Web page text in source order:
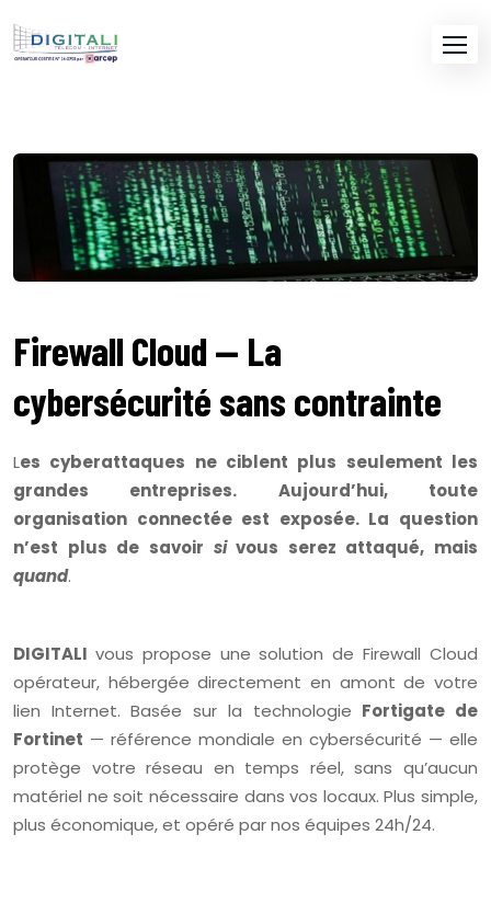
Firewall Cloud — La
cybersécurité sans contrainte
Les cyberattaques ne ciblent plus seulement les
grandes entreprises. Aujourd’hui, toute
organisation connectée est exposée. La question
n’est plus de savoir sivous serez attaqué, mais
quand.
DIGITALI vous propose une solution de Firewall Cloud
opérateur, hébergée directement en amont de votre
lien Internet. Basée sur la technologie Fortigate de
Fortinet — référence mondiale en cybersécurité — elle
protège votre réseau en temps réel, sans qu’aucun
matériel ne soit nécessaire dans vos locaux. Plus simple,
plus économique, et opéré par nos équipes 24h/24.